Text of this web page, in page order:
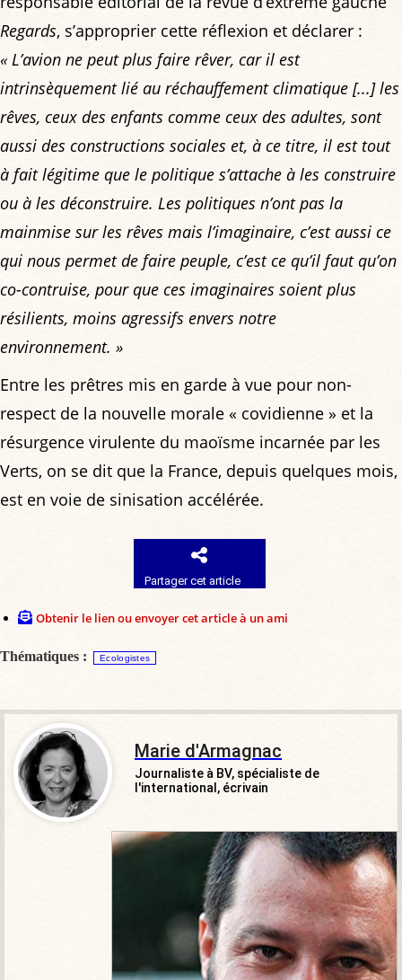
Regards, s’approprier cette réflexion et déclarer :
« L’avion ne peut plus faire rêver, car il est
intrinsèquement lié au réchauffement climatique [...] les
rêves, ceux des enfants comme ceux des adultes, sont
aussi des constructions sociales et, à ce titre, il est tout
à fait légitime que le politique s’attache à les construire
ou à les déconstruire. Les politiques n’ont pas la
mainmise sur les rêves mais l’imaginaire, c’est aussi ce
qui nous permet de faire peuple, c’est ce qu’il faut qu’on
co-contruise, pour que ces imaginaires soient plus
résilients, moins agressifs envers notre
environnement. »
Entre les prêtres mis en garde à vue pour non-
respect de la nouvelle morale « covidienne » et la
résurgence virulente du maoïsme incarnée par les
Verts, on se dit que la France, depuis quelques mois,
est en voie de sinisation accélérée.
Partager cet article
Obtenir le lien ou envoyer cet article à un ami
Thématiques : Ecologistes
Marie d'Armagnac
Journaliste à BV, spécialiste de
l'international, écrivain